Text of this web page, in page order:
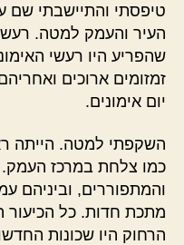
טיפסתי והתיישבתי
העיר והעמק למטה.
שהפריע היו רעשי
זמזומים ארוכים
יום אימונים.
השקפתי למטה. הייתה
כמו צלחת במרכז העמק.
והמתפוררים, וביניהם
מתכת חדות. כל
הרחוק היו שכונות